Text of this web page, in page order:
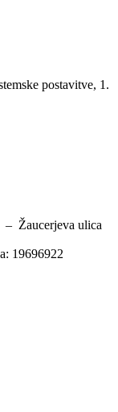
postavitve, 1.
Žaucerjeva ulica
19696922